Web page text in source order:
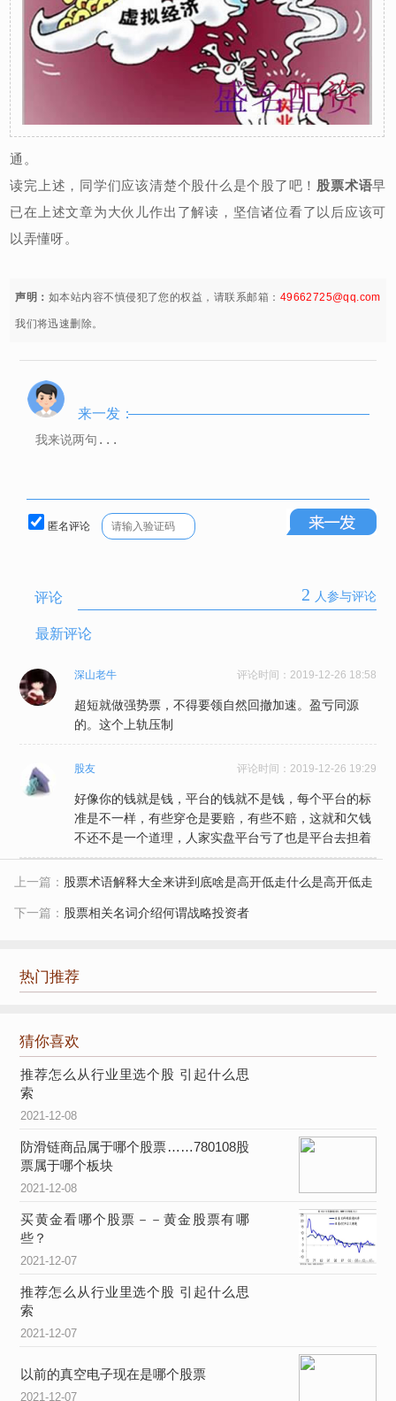
通。
读完上述，同学们应该清楚个股什么是个股了吧！ 股票术语早
已在上述文章为大伙儿作出了解读，坚信诸位看了以后应该可
以弄懂呀。
声明： 如本站内容不慎侵犯了您的权益，请联系邮箱： 49662725@qq.com
我们将迅速删除。
来一发：
匿名评论
评论 2 人参与评论
最新评论
评论时间： 2019-12-26 18:58
深山老牛
超短就做强势票，不得要领自然回撤加速。盈亏同源
的。这个上轨压制
评论时间： 2019-12-26 19:29
股友
好像你的钱就是钱，平台的钱就不是钱，每个平台的标
准是不一样，有些穿仓是要赔，有些不赔，这就和欠钱
不还不是一个道理，人家实盘平台亏了也是平台去担着
上一篇： 股票术语解释大全来讲到底啥是高开低走什么是高开低走
下一篇： 股票相关名词介绍何谓战略投资者
热门推荐
猜你喜欢
推荐怎么从行业里选个股 引起什么思
索
2021-12-08
防滑链商品属于哪个股票……780108股
票属于哪个板块
2021-12-08
买黄金看哪个股票－－黄金股票有哪
些？
2021-12-07
推荐怎么从行业里选个股 引起什么思
索
2021-12-07
以前的真空电子现在是哪个股票
2021-12-07